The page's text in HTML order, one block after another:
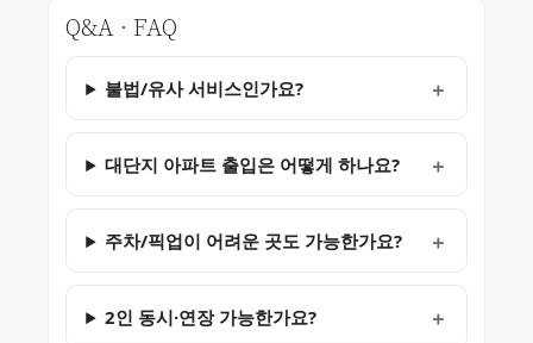
Q&A · FAQ
불법/유사 서비스인가요?
대단지 아파트 출입은 어떻게 하나요?
주차/픽업이 어려운 곳도 가능한가요?
2인 동시·연장 가능한가요?